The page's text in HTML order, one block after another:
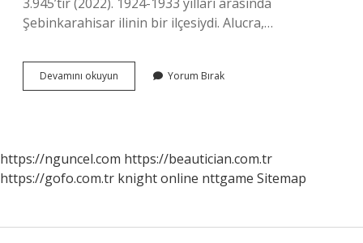
Şebinkarahisar ilinin bir ilçesiydi. Alucra,…
Devamını okuyun Alucrada
Kaç
Yorum Bırak
https://nguncel.com https://beautician.com.tr
https://gofo.com.tr knight online nttgame Sitemap